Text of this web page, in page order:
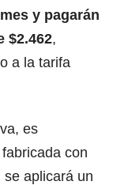
y pagarán
$2.462,
a la tarifa
es
con
se aplicará un